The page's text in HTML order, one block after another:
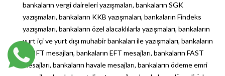
bankaların vergi daireleri yazışmaları, bankaların SGK
yazışmaları, bankaların KKB yazışmaları, bankaların Findeks
yazışmaları, bankaların özel alacaklılarla yazışmaları, bankaların
yurt içi ve yurt dışı muhabir bankaları ile yazışmaları, bankaların
SWIFT mesajları, bankaların EFT mesajları, bankaların FAST
mesajları, bankaların havale mesajları, bankaların ödeme emri